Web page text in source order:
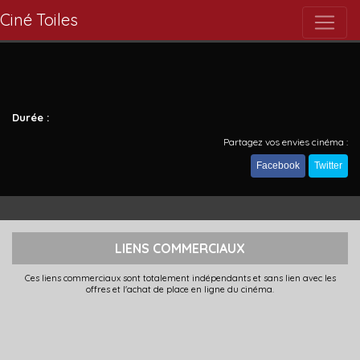
Ciné Toiles
Durée :
Partagez vos envies cinéma :
Facebook Twitter
LIENS COMMERCIAUX
Ces liens commerciaux sont totalement indépendants et sans lien avec les
offres et l'achat de place en ligne du cinéma.